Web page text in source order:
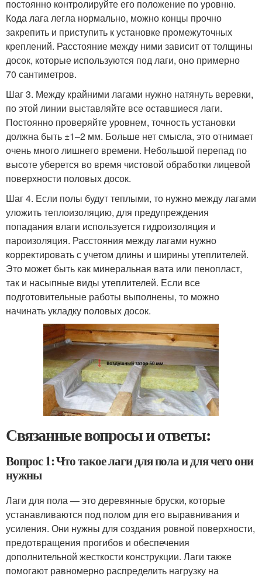
постоянно контролируйте его положение по уровню.
Кода лага легла нормально, можно концы прочно
закрепить и приступить к установке промежуточных
креплений. Расстояние между ними зависит от толщины
досок, которые используются под лаги, оно примерно
70 сантиметров.
Шаг 3. Между крайними лагами нужно натянуть веревки,
по этой линии выставляйте все оставшиеся лаги.
Постоянно проверяйте уровнем, точность установки
должна быть ±1–2 мм. Больше нет смысла, это отнимает
очень много лишнего времени. Небольшой перепад по
высоте уберется во время чистовой обработки лицевой
поверхности половых досок.
Шаг 4. Если полы будут теплыми, то нужно между лагами
уложить теплоизоляцию, для предупреждения
попадания влаги используется гидроизоляция и
пароизоляция. Расстояния между лагами нужно
корректировать с учетом длины и ширины утеплителей.
Это может быть как минеральная вата или пенопласт,
так и насыпные виды утеплителей. Если все
подготовительные работы выполнены, то можно
начинать укладку половых досок.
Связанные вопросы и ответы:
Вопрос 1: Что такое лаги для пола и для чего они
нужны
Лаги для пола — это деревянные бруски, которые
устанавливаются под полом для его выравнивания и
усиления. Они нужны для создания ровной поверхности,
предотвращения прогибов и обеспечения
дополнительной жесткости конструкции. Лаги также
помогают равномерно распределить нагрузку на